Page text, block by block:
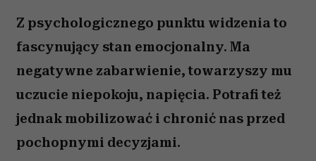
Z psychologicznego punktu widzenia to
fascynujący stan emocjonalny. Ma
negatywne zabarwienie, towarzyszy mu
uczucie niepokoju, napięcia. Potrafi też
jednak mobilizować i chronić nas przed
pochopnymi decyzjami.